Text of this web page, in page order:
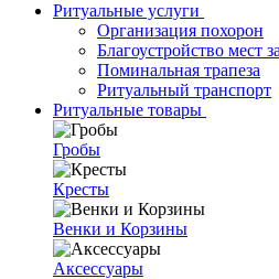
Ритуальные услуги
Организация похорон
Благоустройство мест
Поминальная трапеза
Ритуальный транспорт
Ритуальные товары
Гробы
Кресты
Венки и Корзины
Аксессуары